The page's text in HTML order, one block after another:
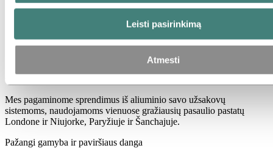
Leisti pasirinkimą
Atmesti
Architektūriniai profiliai
Mes pagaminome sprendimus iš aliuminio savo užsakovų
sistemoms, naudojamoms vienuose gražiausių pasaulio pastatų
Londone ir Niujorke, Paryžiuje ir Šanchajuje.
Pažangi gamyba ir paviršiaus danga